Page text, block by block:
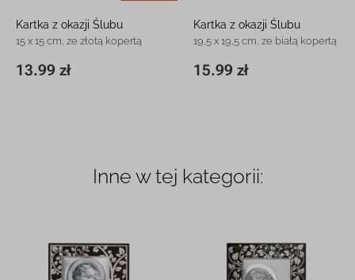
Kartka z okazji Ślubu
15 x 15 cm, ze złotą kopertą
13.99 zł
15 x 15 cm
Kartka z okazji Ślubu
19,5 x 19,5 cm, ze białą kopertą
15.99 zł
19,5 x 19,5 cm
Inne w tej kategorii: